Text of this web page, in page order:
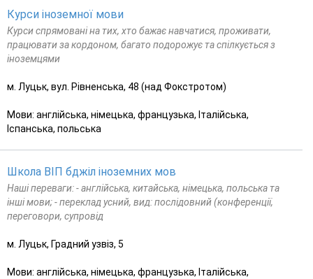
Курси іноземної мови
Курси спрямовані на тих, хто бажає навчатися, проживати,
працювати за кордоном, багато подорожує та спілкується з
іноземцями
м. Луцьк, вул. Рівненська, 48 (над Фокстротом)
Мови: англійська, німецька, французька, Італійська,
Іспанська, польська
Школа ВІП бджіл іноземних мов
Наші переваги: - англійська, китайська, німецька, польська та
інші мови; - переклад усний, вид: послідовний (конференції,
переговори, супровід
м. Луцьк, Градний узвіз, 5
Мови: англійська, німецька, французька, Італійська,